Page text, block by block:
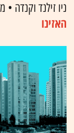
ניו זילנד וקנדה
האזינו